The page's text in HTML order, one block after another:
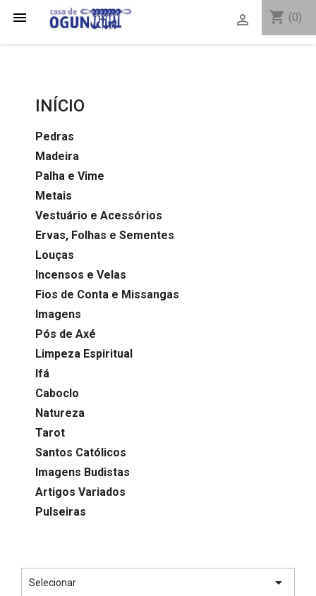
 shopping_cart (0)

INÍCIO
Pedras
Madeira
Palha e Vime
Metais
Vestuário e Acessórios
Ervas, Folhas e Sementes
Louças
Incensos e Velas
Fios de Conta e Missangas
Imagens
Pós de Axé
Limpeza Espiritual
Ifá
Caboclo
Natureza
Tarot
Santos Católicos
Imagens Budistas
Artigos Variados
Pulseiras
Selecionar 